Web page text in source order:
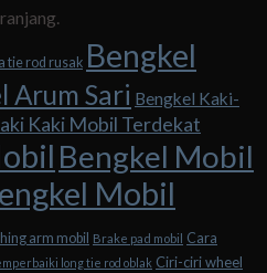
tie rod rusak Bengkel
Arum Sari Bengkel Kaki-
Kaki Mobil Terdekat
Bengkel Mobil
Mobil
arm mobil Brake pad mobil Cara
long tie rod oblak Ciri-ciri wheel